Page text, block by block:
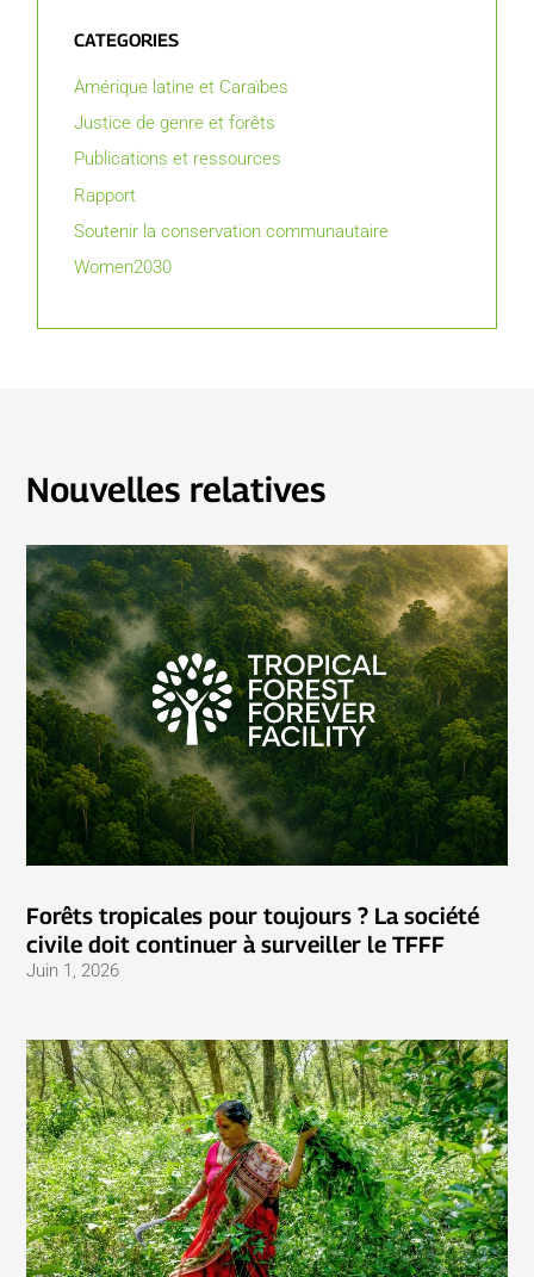
CATEGORIES
Amérique latine et Caraïbes
Justice de genre et forêts
Publications et ressources
Rapport
Soutenir la conservation communautaire
Women2030
Nouvelles relatives
Forêts tropicales pour toujours ? La société
civile doit continuer à surveiller le TFFF
Juin 1, 2026